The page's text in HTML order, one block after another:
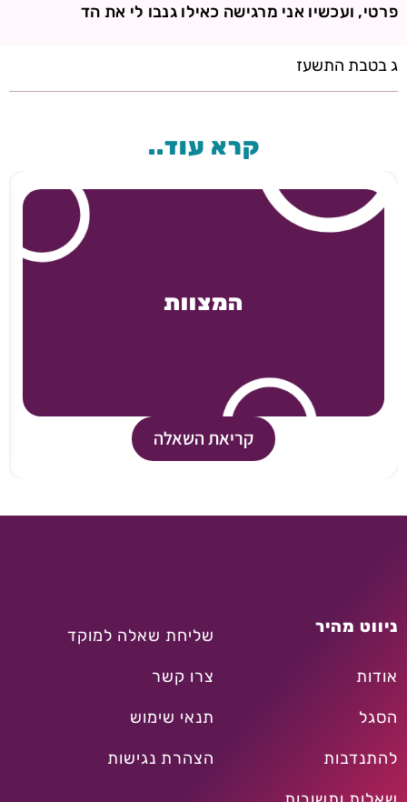
פרטי, ועכשיו אני מרגישה כאילו גנבו לי את הד
ג בטבת התשעז
קרא עוד..
המצוות
קריאת השאלה
ניווט מהיר
אודות
הסגל
להתנדבות
שליחת שאלה למוקד
צרו קשר
תנאי שימוש
הצהרת נגישות